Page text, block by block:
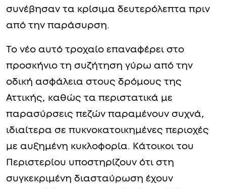
συνέβησαν τα κρίσιμα δευτερόλεπτα πριν
από την παράσυρση.
Το νέο αυτό τροχαίο επαναφέρει στο
προσκήνιο τη συζήτηση γύρω από την
οδική ασφάλεια στους δρόμους της
Αττικής, καθώς τα περιστατικά με
παρασύρσεις πεζών παραμένουν συχνά,
ιδιαίτερα σε πυκνοκατοικημένες περιοχές
με αυξημένη κυκλοφορία. Κάτοικοι του
Περιστερίου υποστηρίζουν ότι στη
συγκεκριμένη διασταύρωση έχουν